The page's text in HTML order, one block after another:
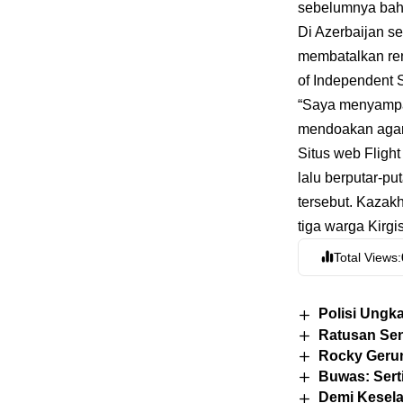
sebelumnya
Di Azerbaijan
membatalkan
of Independent
“Saya
mendoakan
Situs web
lalu berputar-
tersebut.
tiga warga
Total Views:
Polisi
Ratusan
Rocky
Buwas:
Demi